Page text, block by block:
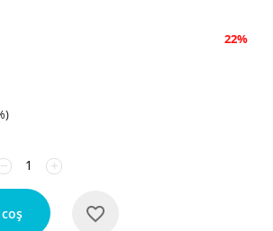
22%
+
−